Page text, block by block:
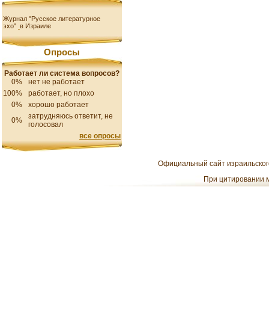
Журнал "Русское литературное
эхо" в Израиле
Опросы
Работает ли система вопросов?
0%
нет не работает
100%
работает, но плохо
0%
хорошо работает
0%
затрудняюсь ответит, не
голосовал
все опросы
Официальный сайт
При цитировании